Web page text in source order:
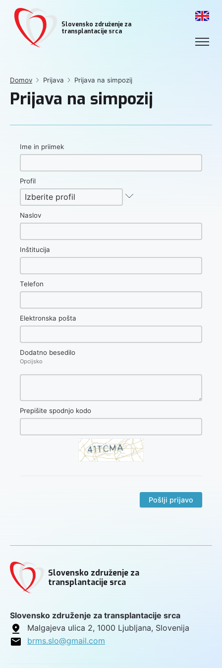
Slovensko združenje za
transplantacije srca
Domov Prijava Prijava na simpozij
Prijava na simpozij
Ime in priimek
Profil
Naslov
Inštitucija
Telefon
Elektronska pošta
Dodatno besedilo
Opcijsko
Prepišite spodnjo kodo
Pošlji prijavo
Slovensko združenje za
transplantacije srca
Slovensko združenje za transplantacije srca
Malgajeva ulica 2, 1000 Ljubljana, Slovenija
brms.slo@gmail.com